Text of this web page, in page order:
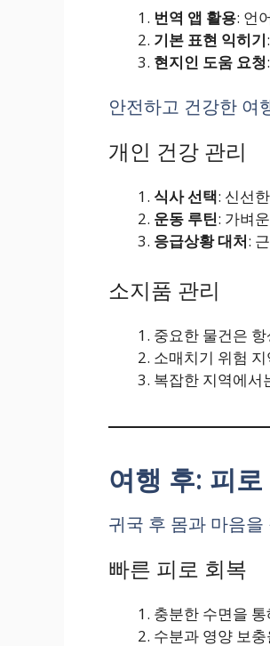
번역 앱 활용: 언
기본 표현 익히기
현지인 도움 요청
안전하고 건강한 여
개인 건강 관리
식사 선택: 신선
운동 루틴: 가벼
응급상황 대처:
소지품 관리
중요한 물건은
소매치기 위험
복잡한 지역에서
여행 후: 피
귀국 후 몸과 마음을
빠른 피로 회복
충분한 수면을
수분과 영양 보